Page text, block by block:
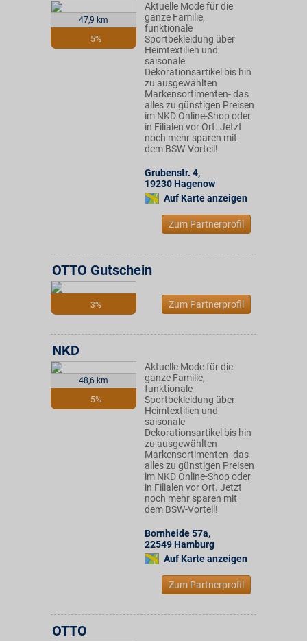
47,9 km
5%
Aktuelle Mode für die
ganze Familie,
funktionale
Sportbekleidung über
Heimtextilien und
saisonale
Dekorationsartikel bis hin
zu ausgewählten
Markensortimenten- das
alles zu günstigen Preisen
im NKD Online-Shop oder
in Filialen vor Ort. Jetzt
noch mehr sparen mit
dem BSW-Vorteil!
Grubenstr. 4,
19230 Hagenow
Auf Karte anzeigen
Zum Partnerprofil
3%
OTTO Gutschein
Zum Partnerprofil
48,6 km
5%
NKD
Aktuelle Mode für die
ganze Familie,
funktionale
Sportbekleidung über
Heimtextilien und
saisonale
Dekorationsartikel bis hin
zu ausgewählten
Markensortimenten- das
alles zu günstigen Preisen
im NKD Online-Shop oder
in Filialen vor Ort. Jetzt
noch mehr sparen mit
dem BSW-Vorteil!
Bornheide 57a,
22549 Hamburg
Auf Karte anzeigen
Zum Partnerprofil
OTTO